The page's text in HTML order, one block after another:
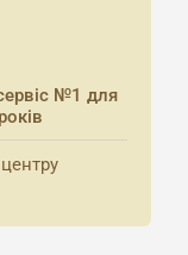
№1 для